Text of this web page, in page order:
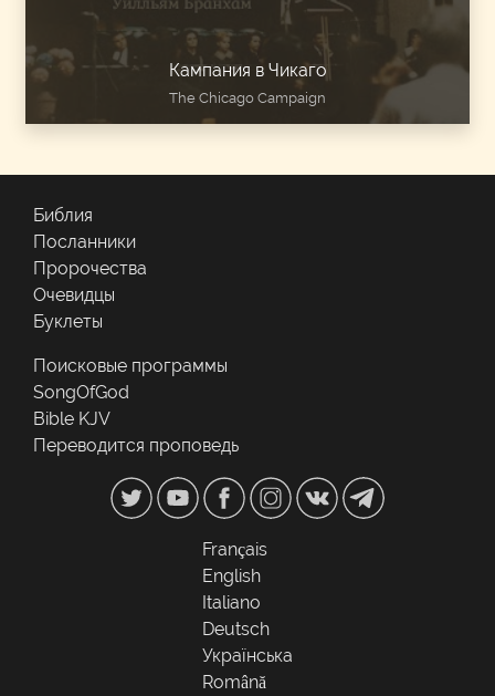
Кампания в Чикаго
The Chicago Campaign
Библия
Посланники
Пророчества
Очевидцы
Буклеты
Поисковые программы
SongOfGod
Bible KJV
Переводится проповедь
Français
English
Italiano
Deutsch
Українська
Română